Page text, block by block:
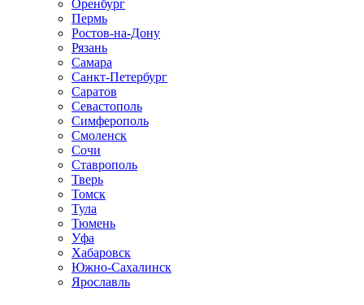
Оренбург
Пермь
Ростов-на-Дону
Рязань
Самара
Санкт-Петербург
Саратов
Севастополь
Симферополь
Смоленск
Сочи
Ставрополь
Тверь
Томск
Тула
Тюмень
Уфа
Хабаровск
Южно-Сахалинск
Ярославль